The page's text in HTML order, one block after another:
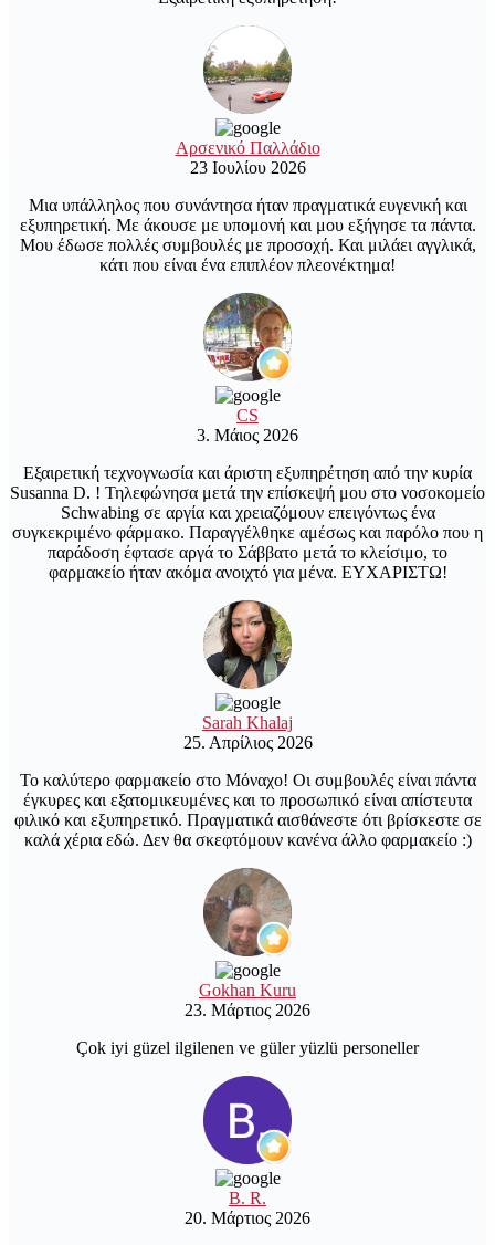
Αρσενικό Παλλάδιο
23 Ιουλίου 2026
Μια υπάλληλος που συνάντησα ήταν πραγματικά ευγενική και
εξυπηρετική. Με άκουσε με υπομονή και μου εξήγησε τα πάντα.
Μου έδωσε πολλές συμβουλές με προσοχή. Και μιλάει αγγλικά,
κάτι που είναι ένα επιπλέον πλεονέκτημα!
CS
3. Μάιος 2026
Εξαιρετική τεχνογνωσία και άριστη εξυπηρέτηση από την κυρία
Susanna D. ! Τηλεφώνησα μετά την επίσκεψή μου στο νοσοκομείο
Schwabing σε αργία και χρειαζόμουν επειγόντως ένα
συγκεκριμένο φάρμακο. Παραγγέλθηκε αμέσως και παρόλο που η
παράδοση έφτασε αργά το Σάββατο μετά το κλείσιμο, το
φαρμακείο ήταν ακόμα ανοιχτό για μένα. ΕΥΧΑΡΙΣΤΩ!
Sarah Khalaj
25. Απρίλιος 2026
Το καλύτερο φαρμακείο στο Μόναχο! Οι συμβουλές είναι πάντα
έγκυρες και εξατομικευμένες και το προσωπικό είναι απίστευτα
φιλικό και εξυπηρετικό. Πραγματικά αισθάνεστε ότι βρίσκεστε σε
καλά χέρια εδώ. Δεν θα σκεφτόμουν κανένα άλλο φαρμακείο :)
Gokhan Kuru
23. Μάρτιος 2026
Çok iyi güzel ilgilenen ve güler yüzlü personeller
B. R.
20. Μάρτιος 2026